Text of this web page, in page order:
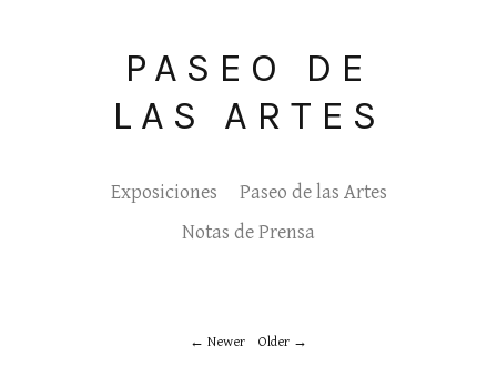
PASEO DE
LAS ARTES
Exposiciones
Paseo de las Artes
Notas de Prensa
Newer Older